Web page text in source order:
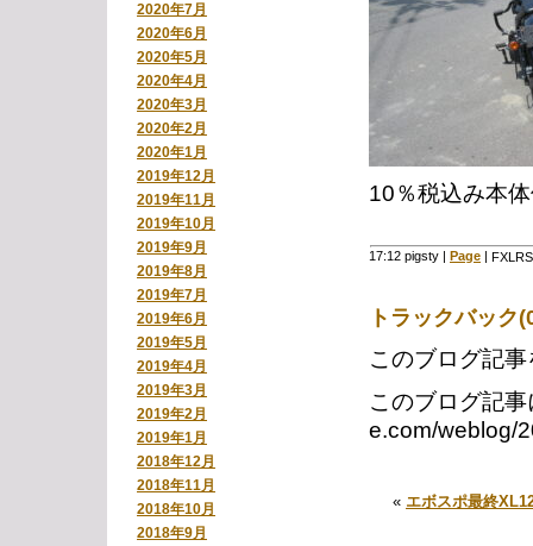
2020年7月
2020年6月
2020年5月
2020年4月
2020年3月
2020年2月
2020年1月
2019年12月
2019年11月
2019年10月
2019年9月
2019年8月
2019年7月
2019年6月
2019年5月
2019年4月
2019年3月
2019年2月
2019年1月
2018年12月
2018年11月
2018年10月
2018年9月
10％税込み本
17:12 pigsty | Page |
トラックバック
このブログ記
このブログ記
e.com/weblog/
« エボスポ最終